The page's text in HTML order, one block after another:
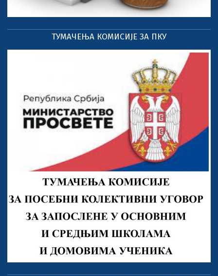
ТУМАЧЕЊА КОМИСИЈЕ ЗА ПКУ